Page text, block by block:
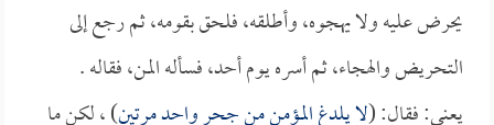
يحرض عليه ولا يهجوه، وأطلقه، فلحق بقومه، ثم رجع إلى
التحريض والهجاء، ثم أسره يوم أحد، فسأله المن، فقاله .
يعني: فقال: (لا يلدغ المؤمن من جحر واحد مرتين) ، لكن ما